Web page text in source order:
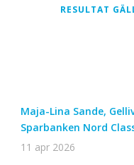
RESULTAT
Maja-Lina Sande,
Sparbanken Nord
11 apr 2026